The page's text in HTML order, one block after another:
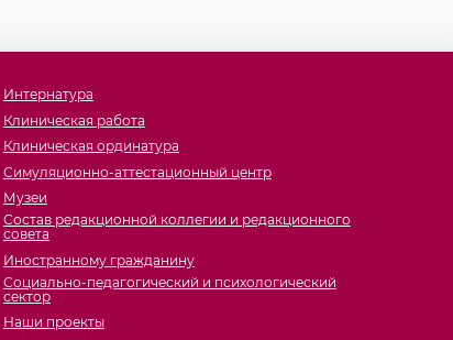
Интернатура
Клиническая работа
Клиническая ординатура
Симуляционно-аттестационный центр
Музеи
Состав редакционной коллегии и редакционного
совета
Иностранному гражданину
Социально-педагогический и психологический
сектор
Наши проекты